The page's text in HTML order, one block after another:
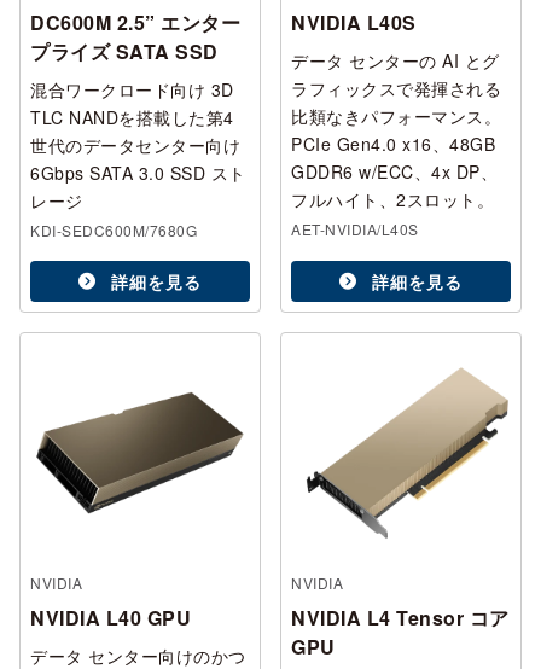
DC600M 2.5” エンター
プライズ SATA SSD
混合ワークロード向け 3D
TLC NANDを搭載した第4
世代のデータセンター向け
6Gbps SATA 3.0 SSD スト
レージ
KDI-SEDC600M/7680G
詳細を見る
NVIDIA L40S
データ センターの AI とグ
ラフィックスで発揮される
比類なきパフォーマンス。
PCIe Gen4.0 x16、48GB
GDDR6 w/ECC、4x DP、
フルハイト、2スロット。
AET-NVIDIA/L40S
詳細を見る
NVIDIA
NVIDIA L40 GPU
データ センター向けのかつ
NVIDIA
NVIDIA L4 Tensor コア
GPU